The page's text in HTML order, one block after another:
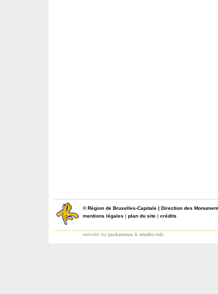
©Région de Bruxelles-Capitale | Direction des
mentions légales | plan du site | crédits
website by jackanova & studio rvb